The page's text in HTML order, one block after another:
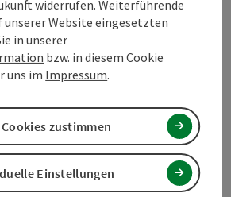
e
widerrufen. Weiterführende
unserer Website eingesetzten
in unserer
bzw. in diesem Cookie
uns im Impressum.
Einstellungen
zustimmen